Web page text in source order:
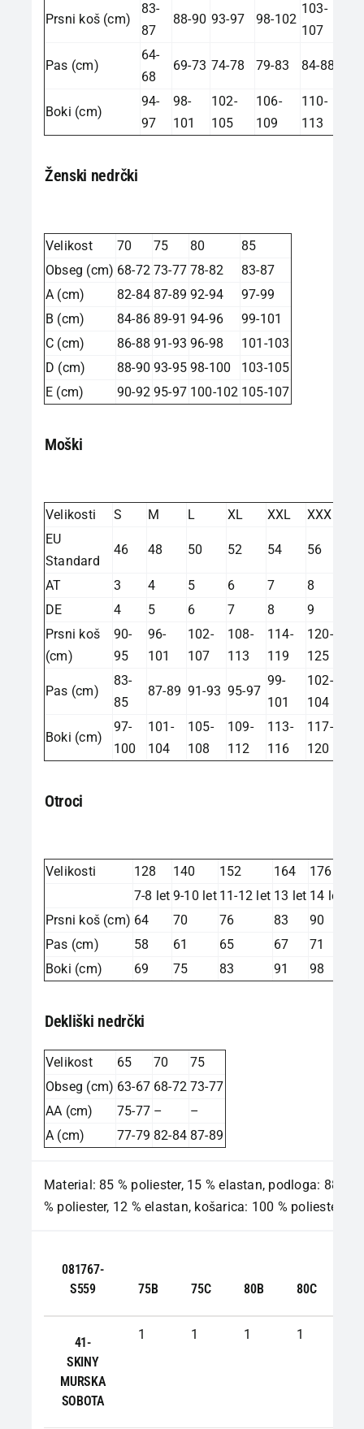
Prsni koš (cm)
83-
87
88-90 93-97 98-102
103-
107
Pas (cm)
64-
68
69-73 74-78 79-83 84-88
Boki (cm)
94-
97
98-
101
102-
105
106-
109
110-
113
Ženski nedrčki
Velikost 70 75 80
85
Obseg (cm) 68-72 73-77 78-82
83-87
A (cm)
82-84 87-89 92-94
97-99
B (cm)
84-86 89-91 94-96
99-101
C (cm)
86-88 91-93 96-98
101-103
D (cm)
88-90 93-95 98-100
103-105
E (cm)
90-92 95-97 100-102 105-107
Moški
Velikosti S M L XL XXL
XXXL
EU
Standard
46 48 50 52 54 56
AT 3 4 5 6 7
8
DE
4 5 6 7 8
9
Prsni koš
(cm)
90-
95
96-
101
102-
107
108-
113
114-
119
120-
125
Pas (cm)
83-
85
87-89 91-93 95-97
99-
101
102-
104
Boki (cm)
97-
100
101-
104
105-
108
109-
112
113-
116
117-
120
Otroci
Velikosti 128 140 152 164
176
7-8 let 9-10 let 11-12 let 13 let 14 let
Prsni koš (cm) 64 70 76 83
90
Pas (cm)
58 61 65 67
71
Boki (cm)
69 75 83 91 98
Dekliški nedrčki
Velikost 65 70
75
Obseg (cm) 63-67 68-72 73-77
AA (cm)
75-77 –
–
A (cm)
77-79 82-84 87-89
Material: 85 % poliester, 15 % elastan, podloga: 88
% poliester, 12 % elastan, košarica: 100 % poliester
081767-
S559
75B 75C 80B 80C
41-
SKINY
MURSKA
SOBOTA
1 1 1 1